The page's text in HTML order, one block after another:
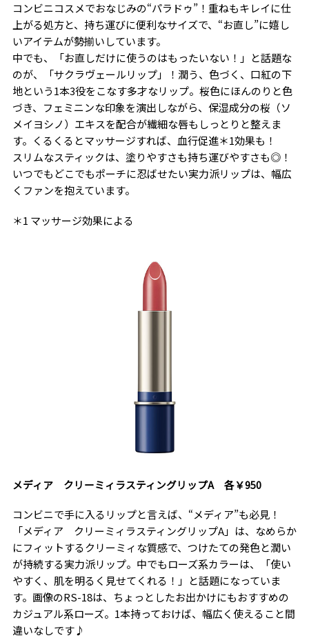
コンビニコスメでおなじみの“パラドゥ”！重ねもキレイに仕
上がる処方と、持ち運びに便利なサイズで、“お直し”に嬉し
いアイテムが勢揃いしています。
中でも、「お直しだけに使うのはもったいない！」と話題な
のが、「サクラヴェールリップ」！潤う、色づく、口紅の下
地という1本3役をこなす多才なリップ。桜色にほんのりと色
づき、フェミニンな印象を演出しながら、保湿成分の桜（ソ
メイヨシノ）エキスを配合が繊細な唇もしっとりと整えま
す。くるくるとマッサージすれば、血行促進＊1効果も！
スリムなスティックは、塗りやすさも持ち運びやすさも◎！
いつでもどこでもポーチに忍ばせたい実力派リップは、幅広
くファンを抱えています。
＊1 マッサージ効果による
メディア クリーミィラスティングリップA 各￥950
コンビニで手に入るリップと言えば、“メディア”も必見！
「メディア クリーミィラスティングリップA」は、なめらか
にフィットするクリーミィな質感で、つけたての発色と潤い
が持続する実力派リップ。中でもローズ系カラーは、「使い
やすく、肌を明るく見せてくれる！」と話題になっていま
す。画像のRS-18は、ちょっとしたお出かけにもおすすめの
カジュアル系ローズ。1本持っておけば、幅広く使えること間
違いなしです♪